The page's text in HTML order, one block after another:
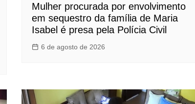
Mulher procurada por envolvimento
em sequestro da família de Maria
Isabel é presa pela Polícia Civil
6 de agosto de 2026